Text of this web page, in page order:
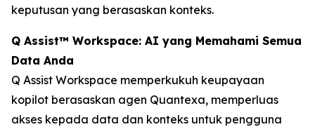
keputusan yang berasaskan konteks.
Q Assist™ Workspace: AI yang Memahami Semua
Data Anda
Q Assist Workspace memperkukuh keupayaan
kopilot berasaskan agen Quantexa, memperluas
akses kepada data dan konteks untuk pengguna